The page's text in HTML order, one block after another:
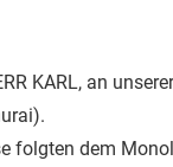
KARL, an
folgten dem